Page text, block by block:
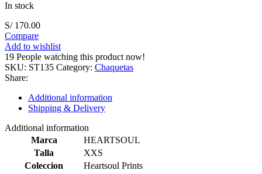
In stock
S/170.00
Compare
Add to wishlist
19 People watching this product now!
SKU: ST135 Category: Chaquetas
Share:
Additional information
Shipping & Delivery
Additional information
Marca
HEARTSOUL
Talla
XXS
Coleccion
Heartsoul Prints